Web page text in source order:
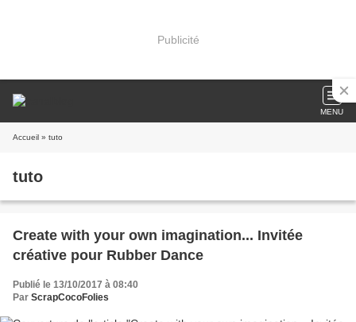
Publicité
MENU
Accueil » tuto
tuto
Create with your own imagination... Invitée
créative pour Rubber Dance
Publié le 13/10/2017 à 08:40
Par ScrapCocoFolies